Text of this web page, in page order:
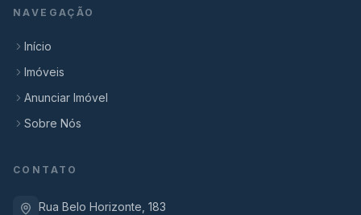
NAVEGAÇÃO
Início
Imóveis
Anunciar Imóvel
Sobre Nós
CONTATO
Rua Belo Horizonte, 183